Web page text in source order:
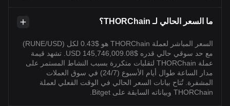
ما السعر الحالي لـ THORChain؟
السعر المباشر لعملة THORChain هو $0.43 لكل (RUNE/USD)
مع حد سوقي حالي قدره $145,746,009.08 USD. تشهد قيمة
عملة THORChain لتقلبات متكررة بسبب النشاط المستمر على
مدار الساعة طوال أيام الأسبوع (24/7) في سوق العملات
المشفرة. تُتاح بيانات السعر الحالي في الوقت الفعلي لعملة
THORChain وبياناته السابقة على Bitget.